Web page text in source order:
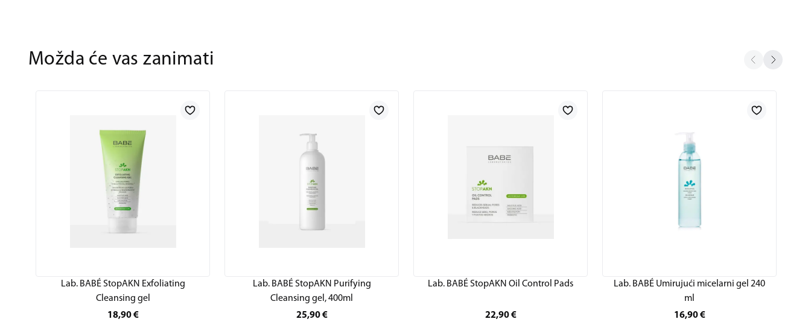
Možda će vas zanimati
Lab. BABÉ StopAKN Exfoliating
Cleansing gel
18,90 €
Lab. BABÉ StopAKN Purifying
Cleansing gel, 400ml
25,90 €
Lab. BABÉ StopAKN Oil Control Pads
22,90 €
Lab. BABÉ Umirujući micelarni gel 240
ml
16,90 €